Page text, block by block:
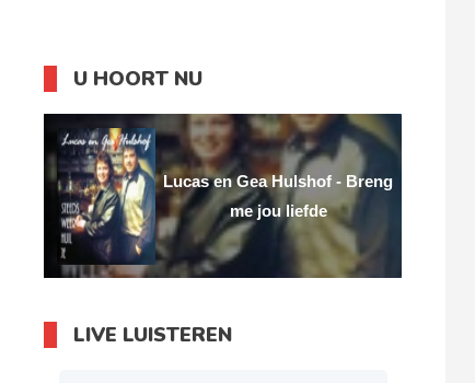
U HOORT NU
Lucas en Gea Hulshof - Breng
me jou liefde
LIVE LUISTEREN